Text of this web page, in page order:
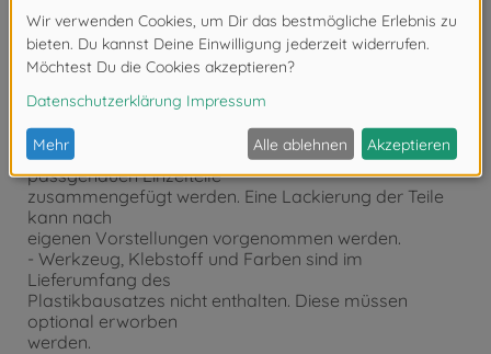
Eigenregie montiert werden.
- Der selbstständige Aufbau wird mithilfe einer Schritt
für Schritt
bzw. bebilderten Aufbauanleitung begleitet. Die
Aufbauanleitung
ist selbstverständlich im Lieferumfang enthalten.
- Auf Basis der Aufbauanleitung müssen die
passgenauen Einzelteile
zusammengefügt werden. Eine Lackierung der Teile
kann nach
eigenen Vorstellungen vorgenommen werden.
- Werkzeug, Klebstoff und Farben sind im
Lieferumfang des
Plastikbausatzes nicht enthalten. Diese müssen
optional erworben
werden.